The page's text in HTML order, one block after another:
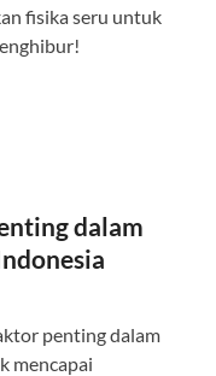
fisika seru untuk
dalam
penting dalam
mencapai